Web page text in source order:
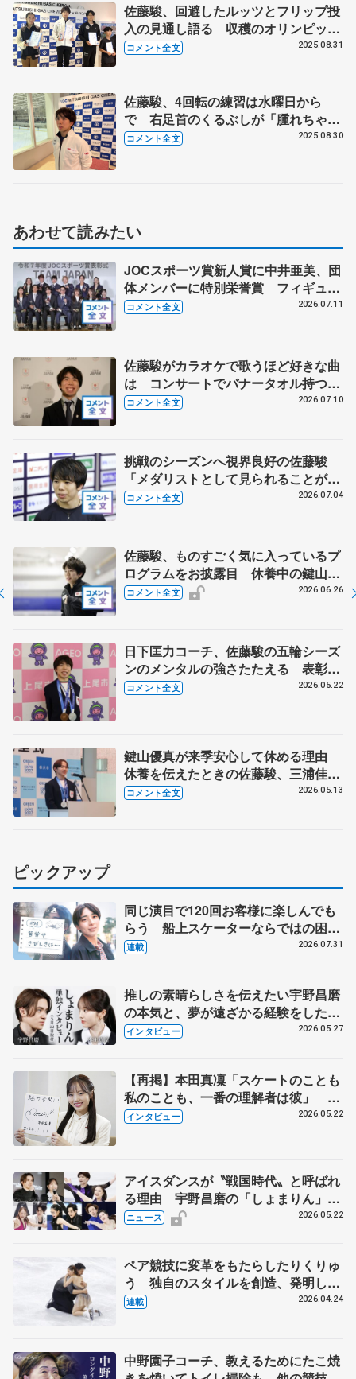
佐藤駿、回避したルッツとフリップ投
入の見通し語る 収穫のオリンピック
シーズン初戦優勝【MGC三菱ガス化
コメント全文 2025.08.31
佐藤駿、4回転の練習は水曜日から
で 右足首のくるぶしが「腫れちゃっ
て」 【MGC三菱ガス化学アイスア
コメント全文 2025.08.30
あわせて読みたい
JOCスポーツ賞新人賞に中井亜美、団
体メンバーに特別栄誉賞 フィギュア
スケートに別のスポーツを組み合わせ
コメント全文 2026.07.11
佐藤駿がカラオケで歌うほど好きな曲
は コンサートでバナータオル持つ観
客に感謝 【オリンピックコンサー
コメント全文 2026.07.10
挑戦のシーズンへ視界良好の佐藤駿
「メダリストとして見られることが自
信につながる」【全日本シニア強化合
コメント全文 2026.07.04
佐藤駿、ものすごく気に入っているプ
ログラムをお披露目 休養中の鍵山優
真と話していることは 【ドリーム・
コメント全文 2026.06.26
日下匡力コーチ、佐藤駿の五輪シーズ
ンのメンタルの強さたたえる 表彰式
に2人で出席 【上尾市栄誉賞】
コメント全文 2026.05.22
鍵山優真が来季安心して休める理由
休養を伝えたときの佐藤駿、三浦佳生
の反応は 【横浜市スポーツ栄誉賞・
コメント全文 2026.05.13
ピックアップ
同じ演目で120回お客様に楽しんでも
らう 船上スケーターならではの困難
とは 影響あったPIW前キャプテン松
連載 2026.07.31
推しの素晴らしさを伝えたい宇野昌磨
の本気と、夢が遠ざかる経験をした本
田真凜の覚悟
インタビュー 2026.05.27
【再掲】本田真凜「スケートのことも
私のことも、一番の理解者は彼」 引
退時の単独インタビューで語った競技
インタビュー 2026.05.22
アイスダンスが〝戦国時代〟と呼ばれ
る理由 宇野昌磨の「しょまりん」ら
実力者が相次いで参戦 国内の競争激
ニュース 2026.05.22
ペア競技に変革をもたらしたりくりゅ
う 独自のスタイルを創造、発明した
【引退発表後②】
連載 2026.04.24
中野園子コーチ、教えるためにたこ焼